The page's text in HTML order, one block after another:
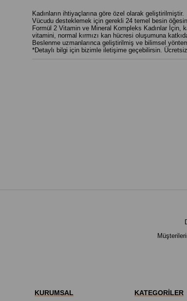
Kadınların ihtiyaçlarına göre özel olarak geliştirilmiştir.
Vücudu desteklemek için gerekli 24 temel besin
Formül 2 Vitamin ve Mineral Kompleks Kadınlar İçin,
vitamini, normal kırmızı kan hücresi oluşumuna
Beslenme uzmanlarınca geliştirilmiş ve bilimsel
*Detaylı bilgi için bizimle iletişime geçebilirsin.
KURUMSAL KATEGORİLER